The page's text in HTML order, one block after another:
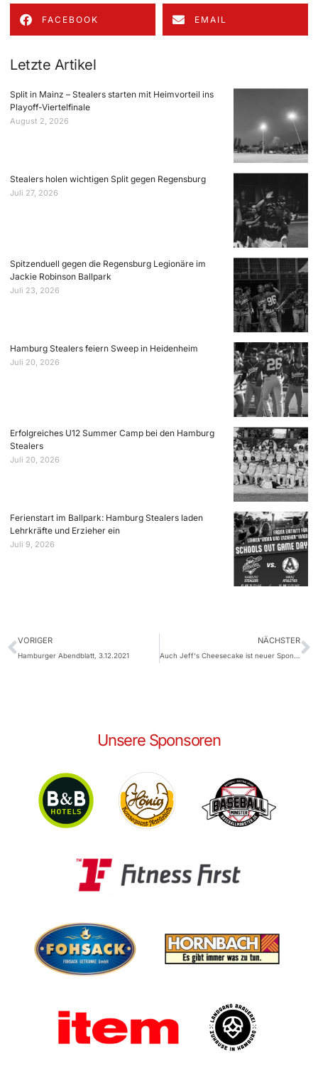
FACEBOOK EMAIL
Letzte Artikel
Split in Mainz – Stealers starten mit Heimvorteil ins
Playoff-Viertelfinale
August 2, 2026
Stealers holen wichtigen Split gegen Regensburg
Juli 27, 2026
Spitzenduell gegen die Regensburg Legionäre im
Jackie Robinson Ballpark
Juli 23, 2026
Hamburg Stealers feiern Sweep in Heidenheim
Juli 20, 2026
Erfolgreiches U12 Summer Camp bei den Hamburg
Stealers
Juli 20, 2026
Ferienstart im Ballpark: Hamburg Stealers laden
Lehrkräfte und Erzieher ein
Juli 9, 2026
VORIGER
Hamburger Abendblatt, 3.12.2021
NÄCHSTER
Unsere Sponsoren